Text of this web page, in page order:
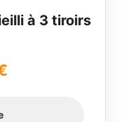
à 3 tiroirs